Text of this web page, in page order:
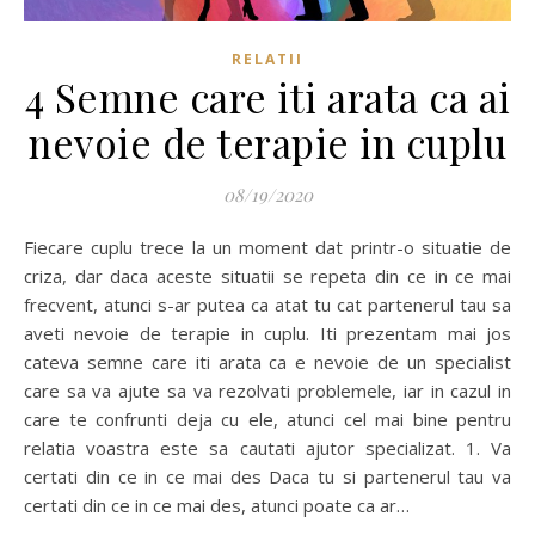
RELATII
4 Semne care iti arata ca ai
nevoie de terapie in cuplu
08/19/2020
Fiecare cuplu trece la un moment dat printr-o situatie de
criza, dar daca aceste situatii se repeta din ce in ce mai
frecvent, atunci s-ar putea ca atat tu cat partenerul tau sa
aveti nevoie de terapie in cuplu. Iti prezentam mai jos
cateva semne care iti arata ca e nevoie de un specialist
care sa va ajute sa va rezolvati problemele, iar in cazul in
care te confrunti deja cu ele, atunci cel mai bine pentru
relatia voastra este sa cautati ajutor specializat. 1. Va
certati din ce in ce mai des Daca tu si partenerul tau va
certati din ce in ce mai des, atunci poate ca ar…